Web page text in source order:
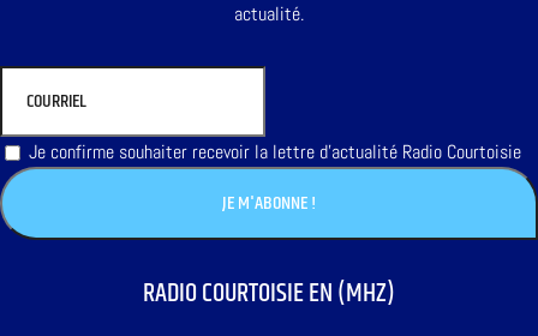
actualité.
Je confirme souhaiter recevoir la lettre d'actualité Radio Courtoisie
RADIO COURTOISIE EN (MHZ)